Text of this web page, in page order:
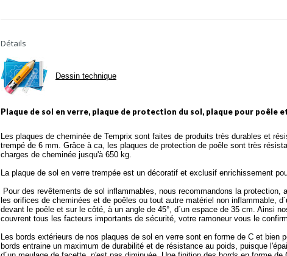
Détails
Dessin technique
Plaque de sol en verre, plaque de protection du sol, plaque pour poêle
Les plaques de cheminée de Temprix sont faites de produits très durables et
trempé de 6 mm. Grâce à ca, les plaques de protection de poêle sont très
charges de cheminée jusqu'à 650 kg.
La plaque de sol en verre trempée est un décoratif et exclusif enrichissement
Pour des revêtements de sol inflammables, nous recommandons la protection,
les orifices de cheminées et de poêles ou tout autre matériel non inflammable,
devant le poêle et sur le côté, à un angle de 45°, d´un espace de 35 cm. Ainsi
couvrent tous les facteurs importants de sécurité, votre ramoneur vous le
Les bords extérieurs de nos plaques de sol en verre sont en forme de C et bien
bords entraine un maximum de durabilité et de résistance au poids, puisque